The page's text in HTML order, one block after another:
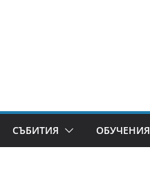
СЪБИТИЯ ОБУЧЕНИЯ